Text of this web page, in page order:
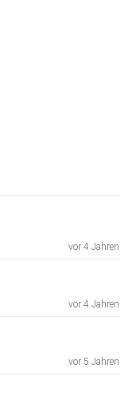
vor 4 Jahren
vor 4 Jahren
vor 5 Jahren